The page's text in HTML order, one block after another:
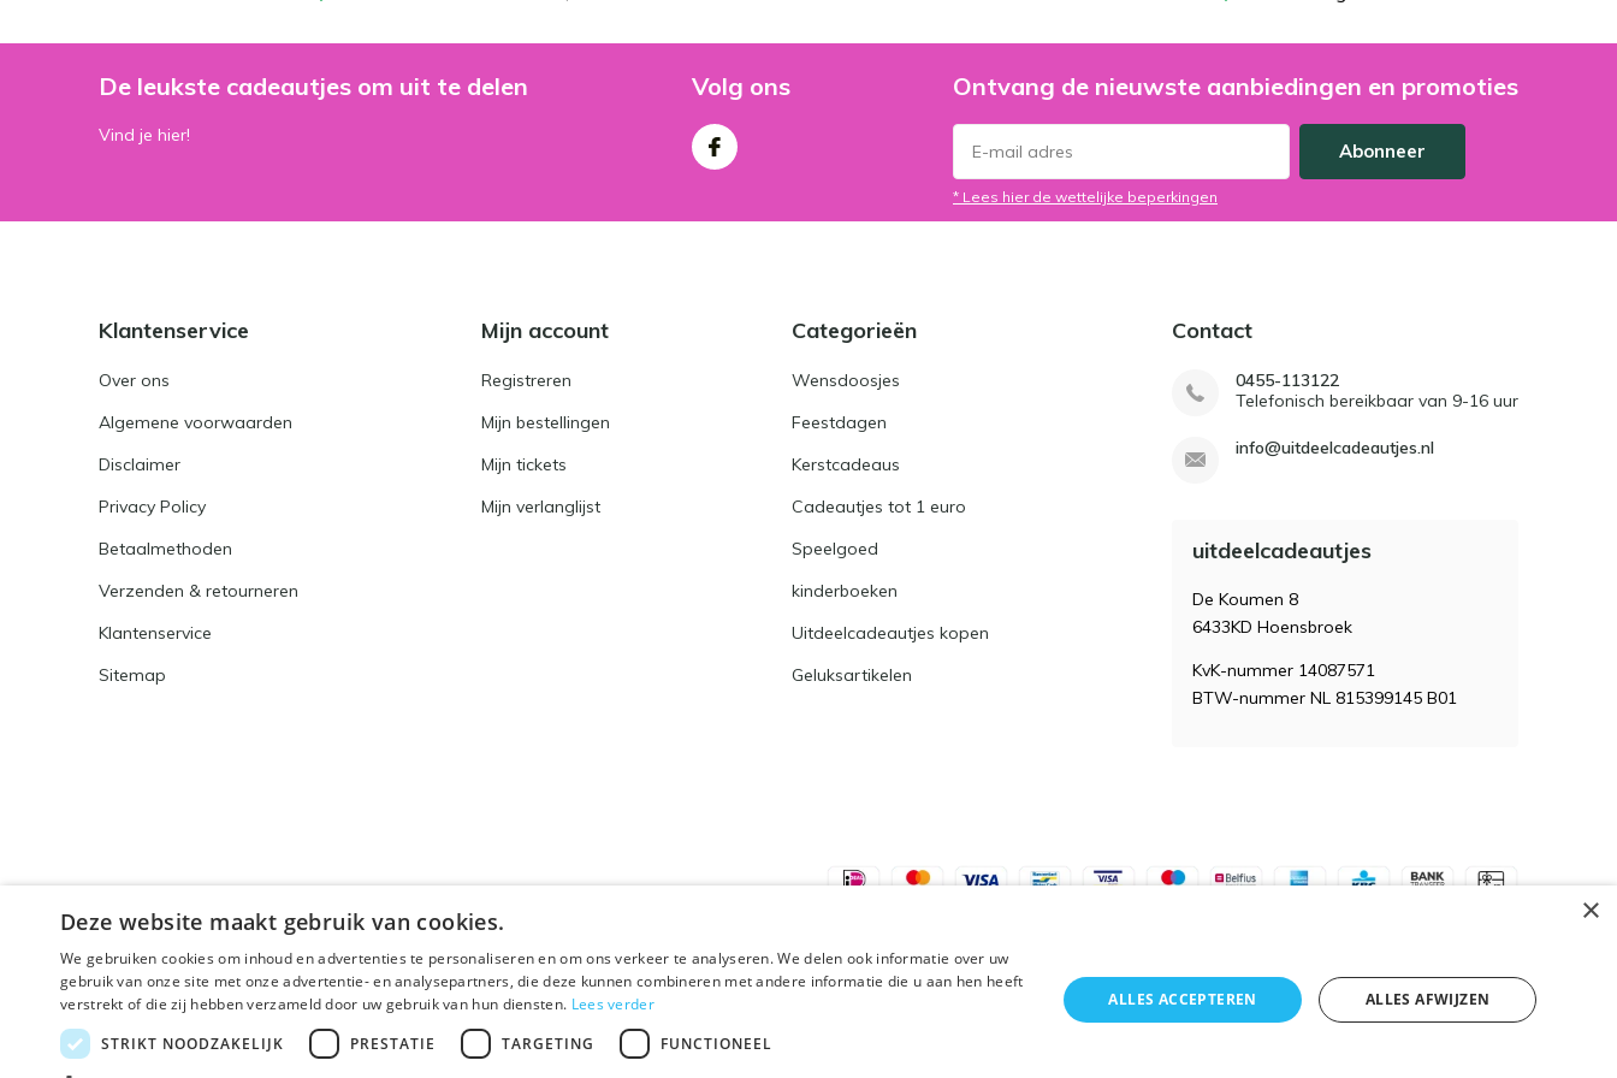
De leukste cadeautjes om uit te delen
Vind je hier!
Volg ons Ontvang de nieuwste aanbiedingen en promoties
Abonneer
* Lees hier de wettelijke beperkingen
Klantenservice
Over ons
Algemene voorwaarden
Disclaimer
Privacy Policy
Betaalmethoden
Verzenden & retourneren
Klantenservice
Sitemap
Mijn account
Registreren
Mijn bestellingen
Mijn tickets
Mijn verlanglijst
Categorieën
Wensdoosjes
Feestdagen
Kerstcadeaus
Cadeautjes tot 1 euro
Speelgoed
kinderboeken
Uitdeelcadeautjes kopen
Geluksartikelen
Contact
0455-113122
Telefonisch bereikbaar van 9-16 uur
info@uitdeelcadeautjes.nl
uitdeelcadeautjes
De Koumen 8
6433KD Hoensbroek
KvK-nummer 14087571
BTW-nummer NL 815399145 B01
© 2026 - Powered byLightspeed - Theme ByDMWSxPlus+ Algemene voorwaarden RSS-feed Sitemap
×
Deze website maakt gebruik van cookies.
We gebruiken cookies om inhoud en advertenties te personaliseren en om ons verkeer te analyseren. We delen ook informatie over uw
gebruik van onze site met onze advertentie- en analysepartners, die deze kunnen combineren met andere informatie die u aan hen heeft
verstrekt of die zij hebben verzameld door uw gebruik van hun diensten. Lees verder
STRIKT NOODZAKELIJK
PRESTATIE TARGETING FUNCTIONEEL
ALLES ACCEPTEREN ALLES AFWIJZEN